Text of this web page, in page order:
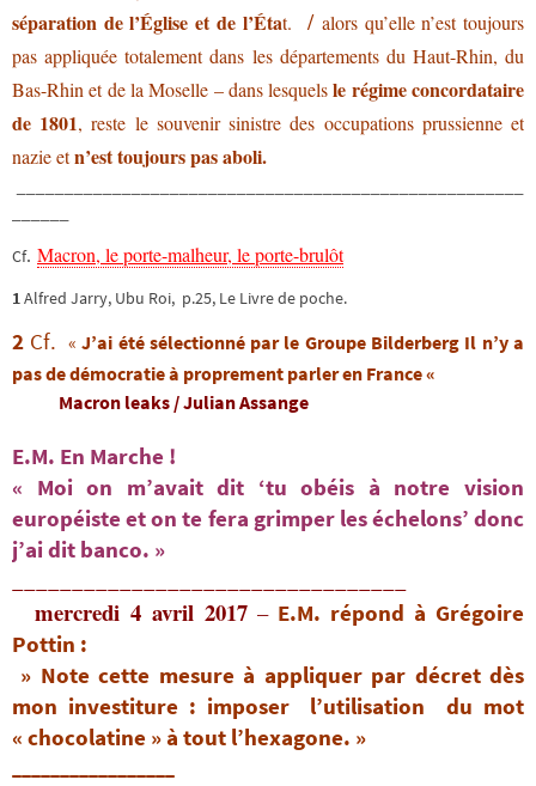
séparation de l’Église et de l’État. / alors qu’elle n’est toujours
pas appliquée totalement dans les départements du Haut-Rhin, du
Bas-Rhin et de la Moselle – dans lesquelsle régime concordataire
de 1801, reste le souvenir sinistre des occupations prussienne et
nazie etn’est toujours pas aboli.
Cf. Macron, le porte-malheur, le porte-brulôt
1Alfred Jarry, Ubu Roi, p.25, Le Livre de poche.
2 Cf. «J’ai été sélectionné par le Groupe Bilderberg Il n’y a
pas de démocratie à proprement parler en France «
Macron leaks / Julian Assange
E.M. En Marche !
« Moi on m’avait dit ‘tu obéis à notre vision
européiste et on te fera grimper les échelons’ donc
j’ai dit banco. »
mercredi 4 avril 2017– E.M. répond à Grégoire
Pottin :
» Note cette mesure à appliquer par décret dès
mon investiture : imposer l’utilisation du mot
« chocolatine » à tout l’hexagone. »